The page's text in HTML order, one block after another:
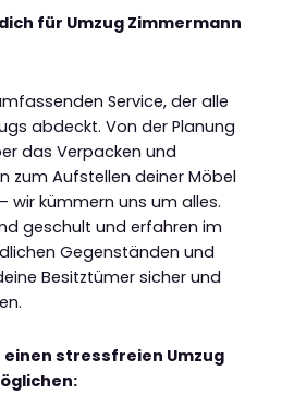
für Umzug Zimmermann
Service, der alle
abdeckt. Von der Planung
das Verpacken und
zum Aufstellen deiner Möbel
wir kümmern uns um alles.
geschult und erfahren im
Gegenständen und
Besitztümer sicher und
einen stressfreien Umzug